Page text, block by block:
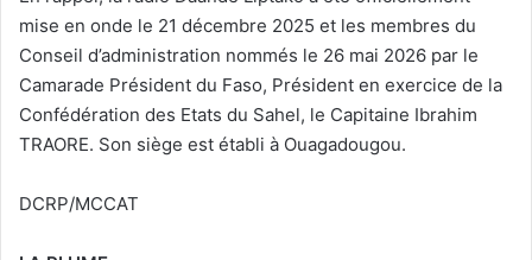
mise en onde le 21 décembre 2025 et les membres du
Conseil d’administration nommés le 26 mai 2026 par le
Camarade Président du Faso, Président en exercice de la
Confédération des Etats du Sahel, le Capitaine Ibrahim
TRAORE. Son siège est établi à Ouagadougou.
DCRP/MCCAT